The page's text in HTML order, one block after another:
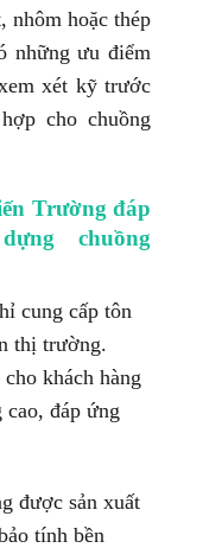
nhôm hoặc thép
những ưu điểm
xét kỹ trước
cho chuồng
Trường đáp
chuồng
cung cấp tôn
thị trường.
khách hàng
cao, đáp ứng
được sản xuất
tính bền